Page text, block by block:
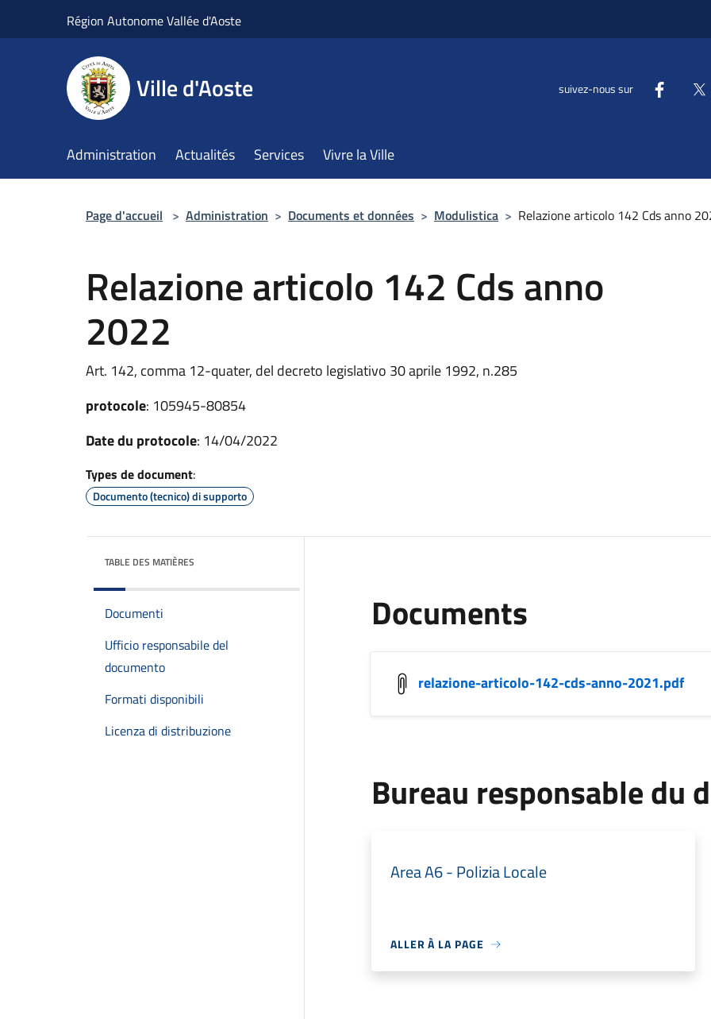
Région Autonome Vallée d'Aoste
Ville d'Aoste suivez-nous sur
Administration Actualités Services Vivre la Ville
Page d'accueil > Administration > Documents et données > Modulistica > Relazione articolo 142 Cds anno
Relazione articolo 142 Cds anno
2022
Art. 142, comma 12-quater, del decreto legislativo 30 aprile 1992, n.285
protocole: 105945-80854
Date du protocole: 14/04/2022
Types de document:
Documento (tecnico) di supporto
TABLE DES MATIÈRES
Documenti
Ufficio responsabile del
documento
Formati disponibili
Licenza di distribuzione
Documents
relazione-articolo-142-cds-anno-2021.pdf
Bureau responsable du
Area A6 - Polizia Locale
ALLER À LA PAGE